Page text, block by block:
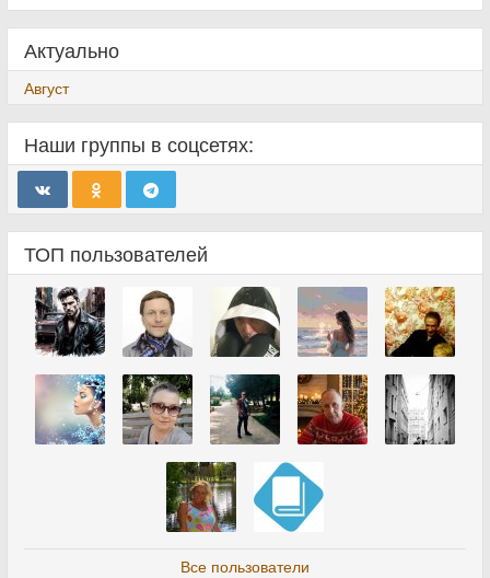
Актуально
Август
Наши группы в соцсетях:
ТОП пользователей
Все пользователи